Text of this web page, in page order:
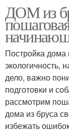
ДОМ из
Постройка дома
экологичность,
дело, важно
подготовки и
рассмотрим
дома из бруса
избежать